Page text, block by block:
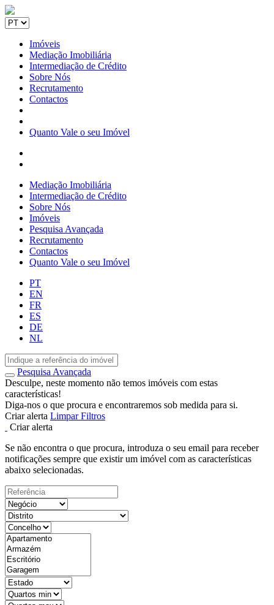
Imóveis
Mediação Imobiliária
Intermediação de Crédito
Sobre Nós
Recrutamento
Contactos
Quanto Vale o seu Imóvel
Mediação Imobiliária
Intermediação de Crédito
Sobre Nós
Imóveis
Pesquisa Avançada
Recrutamento
Contactos
Quanto Vale o seu Imóvel
PT
EN
FR
ES
DE
NL
Pesquisa Avançada
Desculpe, neste momento não temos imóveis com estas
características!
Diga-nos o que procura e encontraremos sob medida para si.
Criar alerta Limpar Filtros
Criar alerta
Se não encontra o que procura, introduza o seu email para receber
notificações sempre que existir um imóvel com as características
abaixo selecionadas.